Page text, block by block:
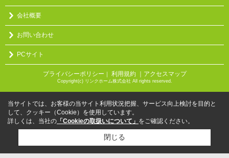
会社概要
お問い合わせ
PCサイト
プライバシーポリシー ｜ 利用規約 ｜アクセスマップ
Copyright(c) リンクホーム株式会社 All rights reserved.
当サイトでは、お客様の当サイト利用状況把握、サービス向上検討を目的と
して、クッキー（Cookie）を使用しています。
詳しくは、当社の 「Cookieの取扱いについて」 をご確認ください。
閉じる